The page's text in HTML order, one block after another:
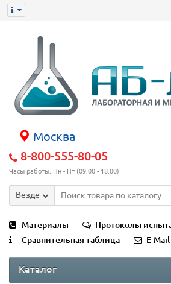
Москва
8-800-555-80-05
Часы работы: Пн - Пт (09:00 - 18:00)
Везде
Материалы
Протоколы
Сравнительная таблица
E-Mail
Каталог